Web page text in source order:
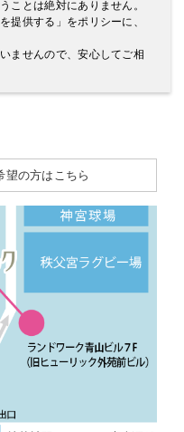
ことは絶対にありません。
提供する」をポリシーに、
ませんので、安心してご相
望の方はこちら